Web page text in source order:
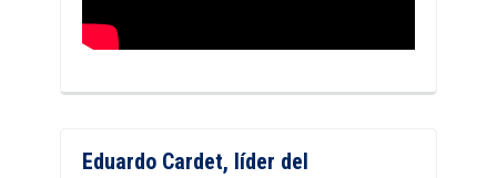
Eduardo Cardet, líder del